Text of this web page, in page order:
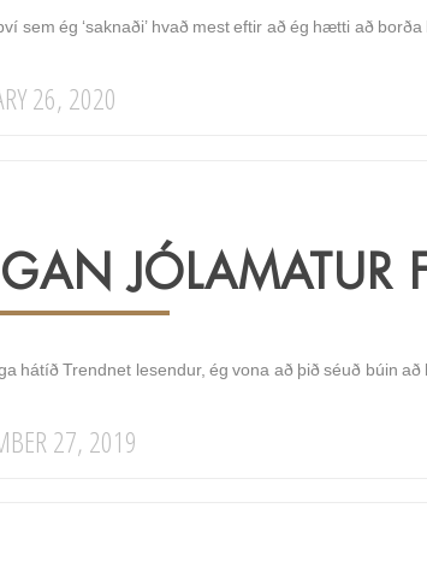
sem ég ‘saknaði’ hvað mest eftir að ég hætti að
26, 2020
JÓLAMATUR
hátíð Trendnet lesendur, ég vona að þið séuð búin
27, 2019